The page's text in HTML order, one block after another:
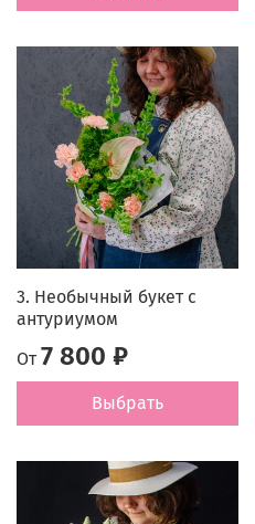
3. Необычный букет с
антуриумом
От 7 800 ₽
Выбрать